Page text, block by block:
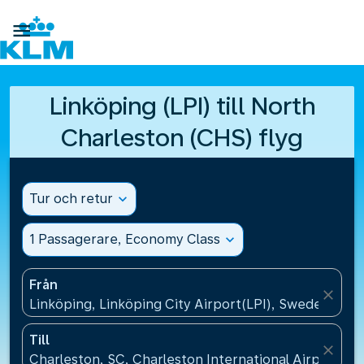

Linköping (LPI) till North
Charleston (CHS) flyg
Tur och retur expand_more
1 Passagerare, Economy Class expand_more
Från
Linköping, Linköping City Airport(LPI), Sweden
close
Till
Charleston, SC, Charleston International
close